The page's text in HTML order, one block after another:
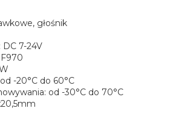
głośnik
7-24V
-20°C do 60°C
od -30°C do 70°C